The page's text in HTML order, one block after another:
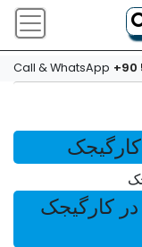
Call & WhatsApp +90
کارگیجک